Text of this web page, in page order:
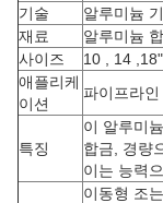
기술
알루미늄
재료
알루미늄
사이즈
10 , 14 ,18"
애플리케
이션
파이프라인
특징
이 알루미
합금, 경량
이는 능력
이동형 조